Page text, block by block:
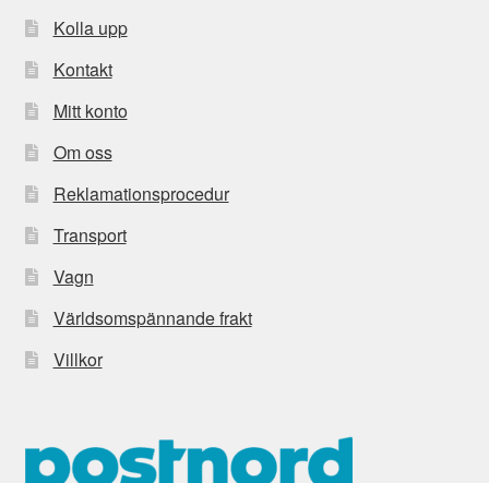
Kolla upp
Kontakt
Mitt konto
Om oss
Reklamationsprocedur
Transport
Vagn
Världsomspännande frakt
Villkor